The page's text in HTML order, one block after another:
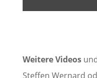
Weitere Videos
Steffen Wernard